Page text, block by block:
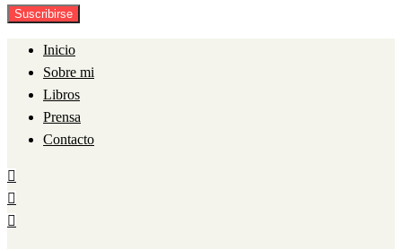
Inicio
Sobre mi
Libros
Prensa
Contacto